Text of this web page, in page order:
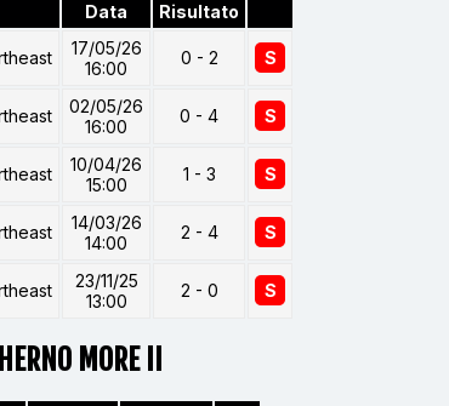
Data
Risultato
17/05/26
16:00
0 - 2 S
02/05/26
16:00
0 - 4 S
10/04/26
15:00
1 - 3 S
14/03/26
14:00
2 - 4 S
23/11/25
13:00
2 - 0 S
MORE II